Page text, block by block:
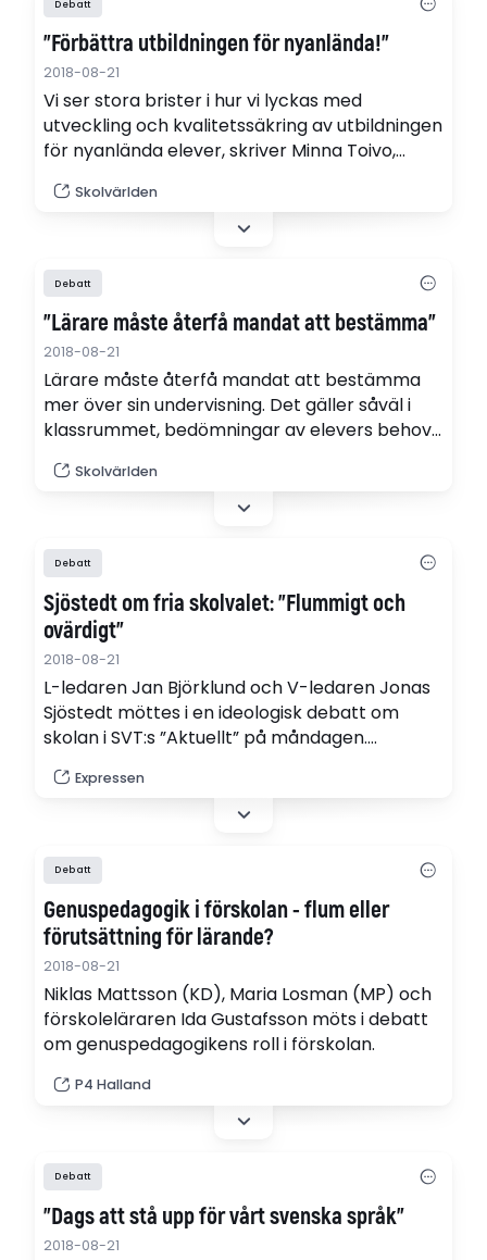
Säffle Utvecklingsmodell.
Debatt
”Förbättra utbildningen för nyanlända!”
2018-08-21
Vi ser stora brister i hur vi lyckas med
utveckling och kvalitetssäkring av utbildningen
för nyanlända elever, skriver Minna Toivo,
Skolvärlden
Debatt
”Lärare måste återfå mandat att bestämma”
2018-08-21
Lärare måste återfå mandat att bestämma
mer över sin undervisning. Det gäller såväl i
klassrummet, bedömningar av elevers behov
Jiang Millington (MP).
Skolvärlden
Debatt
Sjöstedt om fria skolvalet: ”Flummigt och
ovärdigt”
2018-08-21
L-ledaren Jan Björklund och V-ledaren Jonas
Sjöstedt möttes i en ideologisk debatt om
skolan i SVT:s ”Aktuellt” på måndagen.
försöka styra människor. "Jag tycker att det
här är flummigt, det är ovärdigt, svarade
Expressen
Debatt
Genuspedagogik i förskolan - flum eller
förutsättning för lärande?
2018-08-21
Niklas Mattsson (KD), Maria Losman (MP) och
förskoleläraren Ida Gustafsson möts i debatt
om genuspedagogikens roll i förskolan.
P4 Halland
Debatt
"Dags att stå upp för vårt svenska språk"
2018-08-21